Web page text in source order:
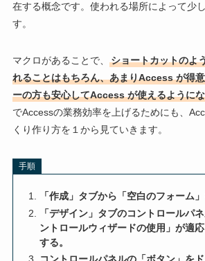
在する概念です。使われる場所によって少
す。
マクロがあることで、
ショートカットのよ
れることはもちろん、あまりAccess が得
ーの方も安心してAccess が使えるように
でAccessの業務効率を上げるためにも、
くり作り方を１から見ていきます。
手順
「作成」タブから「空白のフォーム
「デザイン」タブのコントロールパ
ントロールウィザードの使用」が適
する。